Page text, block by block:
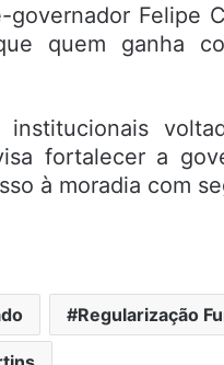
Felipe
quem ganha
fortalecer a
à moradia com
Regularização